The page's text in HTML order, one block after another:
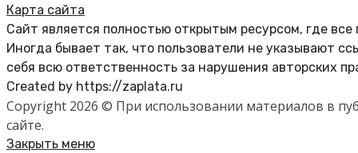
Карта сайта
Сайт является полностью открытым ресурсом, где
Иногда бывает так, что пользователи не указывают
себя всю ответственность за нарушения авторских
Created by https://zaplata.ru
Copyright 2026 © При использовании материалов в
сайте.
Закрыть меню